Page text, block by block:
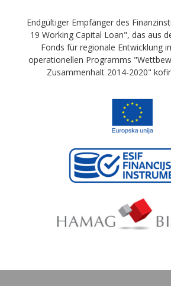
Endgültiger Empfänger des
19 Working Capital Loan", das aus
Fonds für regionale Entwicklung
operationellen Programms
Zusammenhalt 2014-2020"